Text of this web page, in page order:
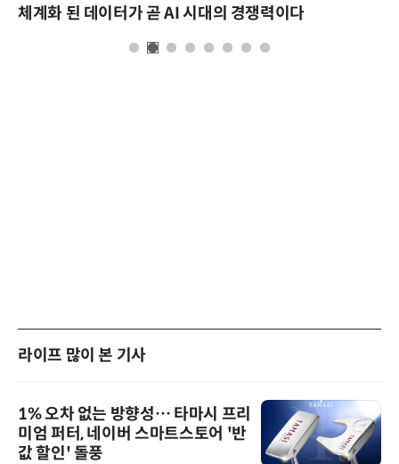
체계화 된 데이터가 곧 AI 시대의 경쟁력이다
라이프 많이 본 기사
1% 오차 없는 방향성… 타마시 프리
미엄 퍼터, 네이버 스마트스토어 '반
값 할인' 돌풍